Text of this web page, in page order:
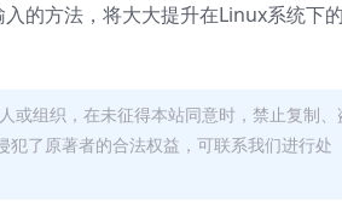
的方法，将大大提升在Linux系统下
或组织，在未征得本站同意时，禁止复制、
了原著者的合法权益，可联系我们进行处